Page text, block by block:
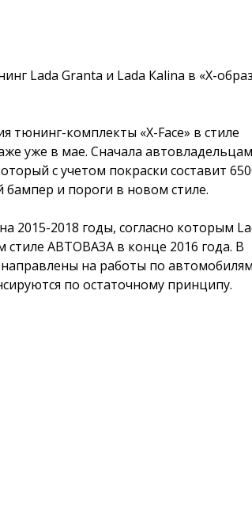
Lada Granta и Lada Кalina в «Х-
тюнинг-комплекты «X-Face» в стиле
уже в мае. Сначала
с учетом покраски составит
и пороги в новом стиле.
2015-2018 годы, согласно которым
стиле АВТОВАЗА в конце 2016 года. В
на работы по
по остаточному принципу.